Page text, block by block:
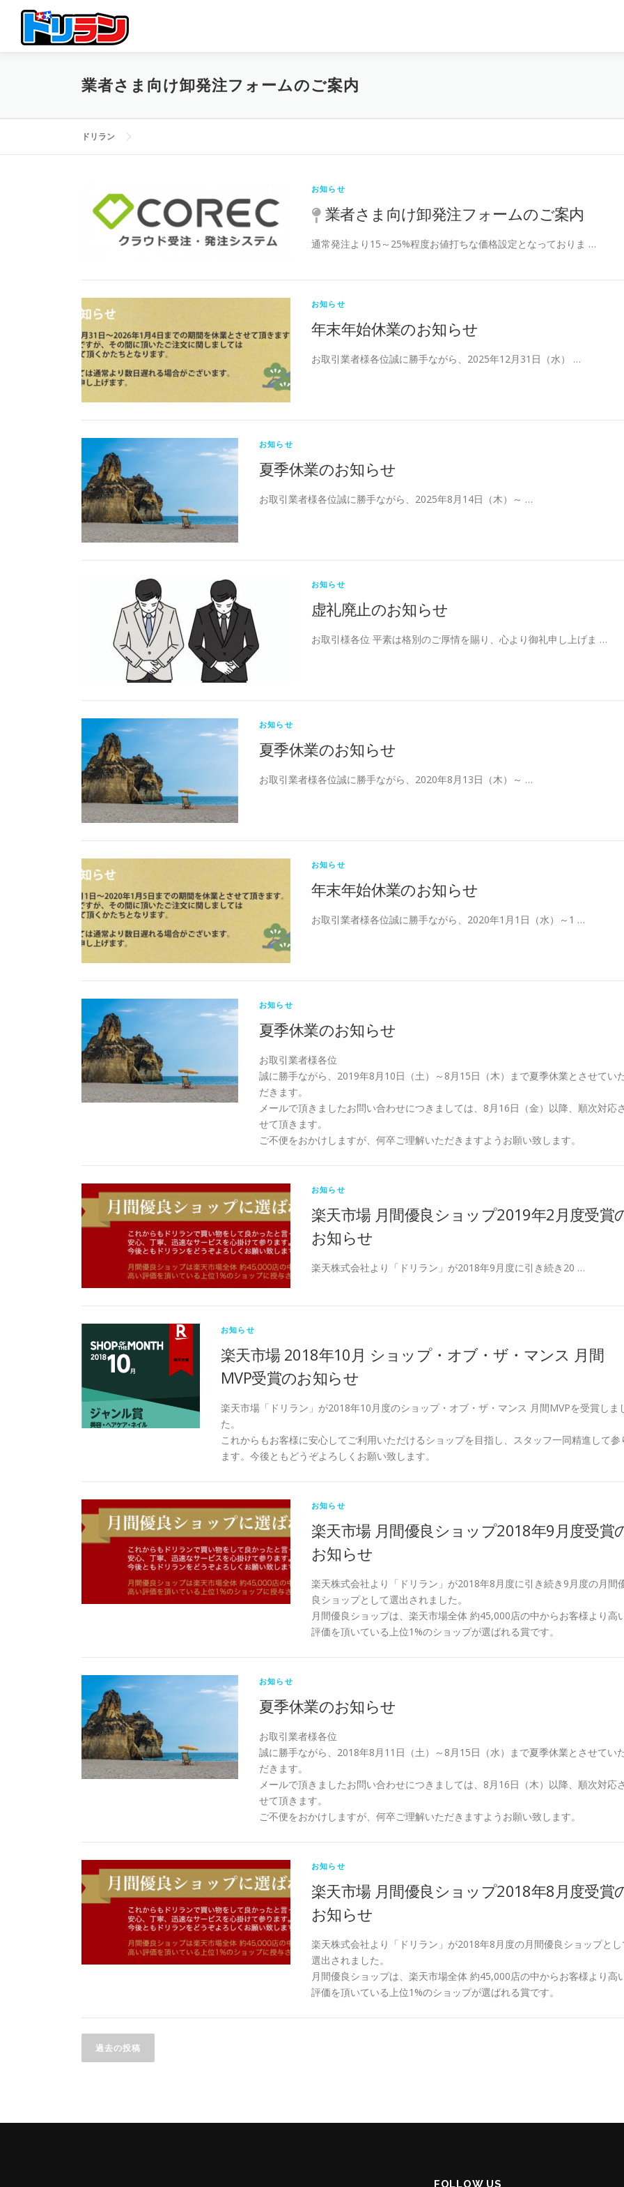
ン
業者さま向け卸発注フォームのご案内
ドリラン
お知らせ
業者さま向け卸発注フォームのご案内
通常発注より15～25%程度お値打ちな価格設定となっておりま …
お知らせ
年末年始休業のお知らせ
お取引業者様各位誠に勝手ながら、2025年12月31日（水） …
お知らせ
夏季休業のお知らせ
お取引業者様各位誠に勝手ながら、2025年8月14日（木）～ …
お知らせ
虚礼廃止のお知らせ
お取引様各位 平素は格別のご厚情を賜り、心より御礼申し上げま …
お知らせ
夏季休業のお知らせ
お取引業者様各位誠に勝手ながら、2020年8月13日（木）～ …
お知らせ
年末年始休業のお知らせ
お取引業者様各位誠に勝手ながら、2020年1月1日（水）～1 …
お知らせ
夏季休業のお知らせ
お取引業者様各位
誠に勝手ながら、2019年8月10日（土）～8月15日（木）まで夏季休業とさせてい
だきます。
メールで頂きましたお問い合わせにつきましては、8月16日（金）以降、順次対応さ
せて頂きます。
ご不便をおかけしますが、何卒ご理解いただきますようお願い致します。
お知らせ
楽天市場 月間優良ショップ2019年2月度受賞
お知らせ
楽天株式会社より「ドリラン」が2018年9月度に引き続き20 …
お知らせ
楽天市場 2018年10月 ショップ・オブ・ザ・マンス 月間
MVP受賞のお知らせ
楽天市場「ドリラン」が2018年10月度のショップ・オブ・ザ・マンス 月間MVPを受賞しま
た。
これからもお客様に安心してご利用いただけるショップを目指し、スタッフ一同精進して参
ます。今後ともどうぞよろしくお願い致します。
お知らせ
楽天市場 月間優良ショップ2018年9月度受賞
お知らせ
楽天株式会社より「ドリラン」が2018年8月度に引き続き9月度の月間
良ショップとして選出されました。
月間優良ショップは、楽天市場全体 約45,000店の中からお客様より高
評価を頂いている上位1%のショップが選ばれる賞です。
お知らせ
夏季休業のお知らせ
お取引業者様各位
誠に勝手ながら、2018年8月11日（土）～8月15日（水）まで夏季休業とさせてい
だきます。
メールで頂きましたお問い合わせにつきましては、8月16日（木）以降、順次対応さ
せて頂きます。
ご不便をおかけしますが、何卒ご理解いただきますようお願い致します。
お知らせ
楽天市場 月間優良ショップ2018年8月度受賞
お知らせ
楽天株式会社より「ドリラン」が2018年8月度の月間優良ショップとし
選出されました。
月間優良ショップは、楽天市場全体 約45,000店の中からお客様より高
評価を頂いている上位1%のショップが選ばれる賞です。
投
稿過去の投稿
FOLLOW US